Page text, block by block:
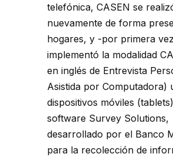
telefónica, CASEN se
nuevamente de forma
hogares, y -por primera
implementó la modalidad
en inglés de Entrevista
Asistida por Computadora)
dispositivos móviles
software Survey Solutions,
desarrollado por el Banco
para la recolección de